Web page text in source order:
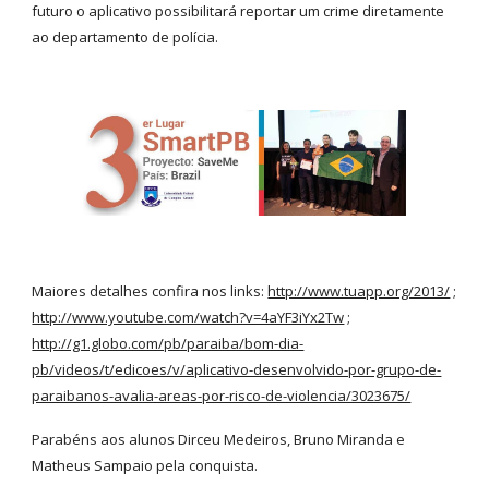
futuro o aplicativo possibilitará reportar um crime diretamente
ao departamento de polícia.
Maiores detalhes confira nos links:http://www.tuapp.org/2013/;
http://www.youtube.com/watch?v=4aYF3iYx2Tw;
http://g1.globo.com/pb/paraiba/bom-dia-
pb/videos/t/edicoes/v/aplicativo-desenvolvido-por-grupo-de-
paraibanos-avalia-areas-por-risco-de-violencia/3023675/
Parabéns aos alunos Dirceu Medeiros, Bruno Miranda e
Matheus Sampaio pela conquista.